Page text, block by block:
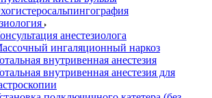
анестезиолога
ингаляционный наркоз
внутривенная анестезия
внутривенная анестезия для